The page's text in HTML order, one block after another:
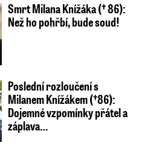
Smrt Milana Knížáka († 86):
Než ho pohřbí, bude soud!
Poslední rozloučení s
Milanem Knížákem (†86):
Dojemné vzpomínky přátel a
záplava…